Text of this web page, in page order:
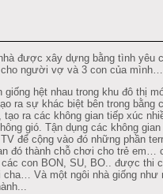
được xây dựng bằng tình yêu
cho người vợ và 3 con của mình…
hệt nhau trong khu đô thị
ra sự khác biệt bên trong bằng
tạo ra các không gian tiếp xúc
gió. Tận dụng các không
để cộng vào đó những phần
đó thành chỗ chơi cho trẻ em…
con BON, SU, BO.. được thi
Và một ngôi nhà giống